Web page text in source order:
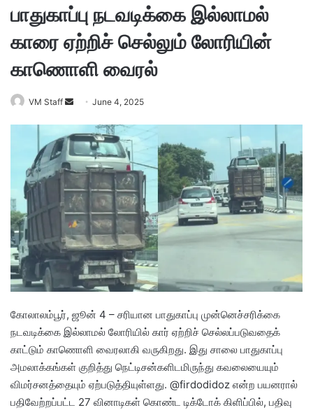
பாதுகாப்பு நடவடிக்கை இல்லாமல்
காரை ஏற்றிச் செல்லும் லோரியின்
காணொளி வைரல்
VM Staff
n
d
a
n
e
m
a
i
June 4, 2025
கோலாலம்பூர், ஜூன் 4 – சரியான பாதுகாப்பு முன்னெச்சரிக்கை
நடவடிக்கை இல்லாமல் லோரியில் கார் ஏற்றிச் செல்லப்படுவதைக்
காட்டும் காணொளி வைரலாகி வருகிறது. இது சாலை பாதுகாப்பு
அமலாக்கங்கள் குறித்து நெட்டிசன்களிடமிருந்து கவலையையும்
விமர்சனத்தையும் ஏற்படுத்தியுள்ளது. @firdodidoz என்ற பயனரால்
பதிவேற்றப்பட்ட 27 வினாடிகள் கொண்ட டிக்டோக் கிளிப்பில், பதிவு